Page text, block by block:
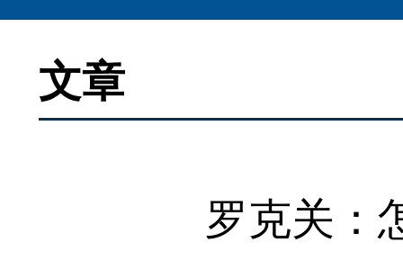
文章
罗克关：